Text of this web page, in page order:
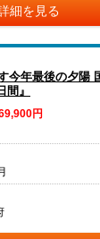
細を見る
今年最後の夕陽
』
円